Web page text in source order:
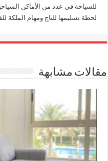
للسياحة في عدد من الأماكن
لحظة تسليمها للتاج ومهام الملكة
مقالات مشابهة